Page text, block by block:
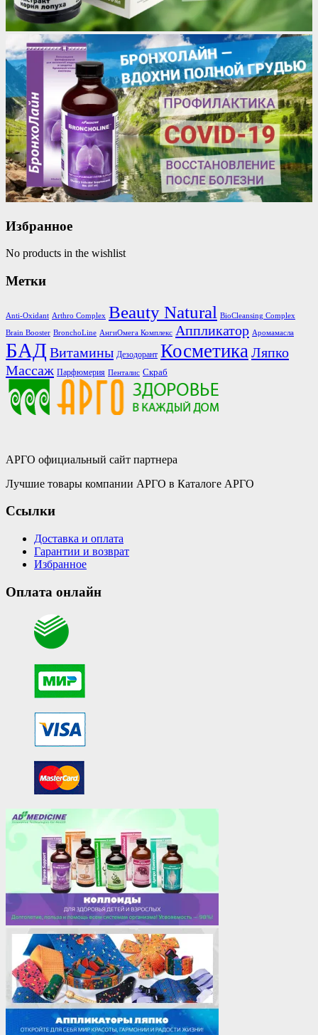
Избранное
No products in the wishlist
Метки
Anti-Oxidant Arthro Complex Beauty Natural BioCleansing Complex
Brain Booster BronchoLine АнгиОмега Комплекс Аппликатор Аромамасла
БАД Витамины Дезодорант Косметика Ляпко
Массаж Парфюмерия Пенталис Скраб
АРГО официальный сайт партнера
Лучшие товары компании АРГО в Каталоге АРГО
Ссылки
Доставка и оплата
Гарантии и возврат
Избранное
Оплата онлайн